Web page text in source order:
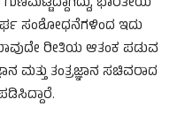
ಸಂಶೋಧನೆಗಳಿಂದ ಇದು
ರೀತಿಯ ಆತಂಕ ಪಡುವ
ಮತ್ತು ತಂತ್ರಜ್ಞಾನ ಸಚಿವರಾದ